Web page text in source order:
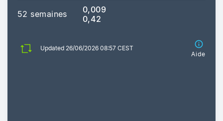
52 semaines
0,009
0,42
Updated 26/06/2026 08:57 CEST
Aide